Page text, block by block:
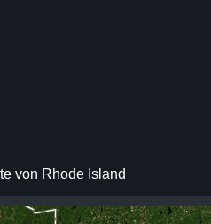
von Rhode Island